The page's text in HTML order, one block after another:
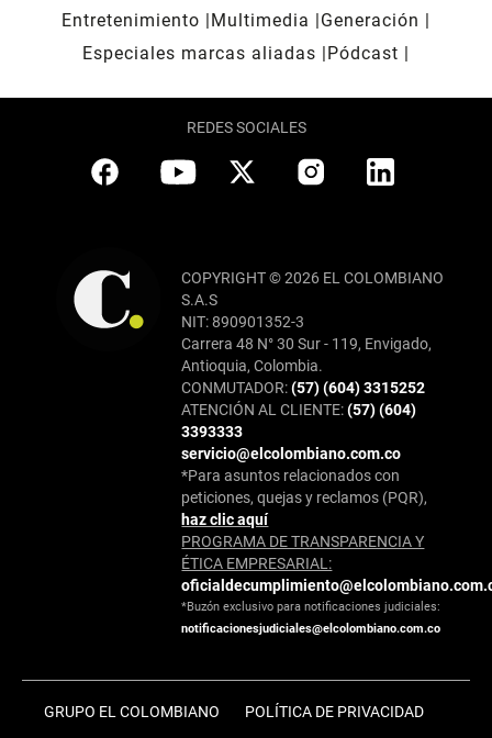
Entretenimiento
Multimedia
Generación
Especiales marcas aliadas
Pódcast
REDES SOCIALES
COPYRIGHT © 2026 EL COLOMBIANO
S.A.S
NIT: 890901352-3
Carrera 48 N° 30 Sur - 119, Envigado,
Antioquia, Colombia.
CONMUTADOR:(57) (604) 3315252
ATENCIÓN AL CLIENTE:(57) (604)
3393333
servicio@elcolombiano.com.co
*Para asuntos relacionados con
peticiones, quejas y reclamos (PQR),
haz clic aquí
PROGRAMA DE TRANSPARENCIA Y
ÉTICA EMPRESARIAL:
*Buzón exclusivo para notificaciones judiciales:
notificacionesjudiciales@elcolombiano.com.co
GRUPO EL COLOMBIANO POLÍTICA DE PRIVACIDAD